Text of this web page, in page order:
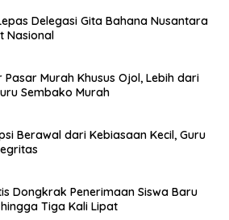
Delegasi Gita Bahana Nusantara
Nasional
Murah Khusus Ojol, Lebih dari
Sembako Murah
Berawal dari Kebiasaan Kecil, Guru
Dongkrak Penerimaan Siswa Baru
hingga Tiga Kali Lipat